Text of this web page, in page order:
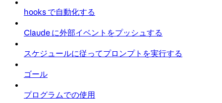
hooks で自動化する
Claude に外部イベントをプッシュする
スケジュールに従ってプロンプトを実行する
ゴール
プログラムでの使用